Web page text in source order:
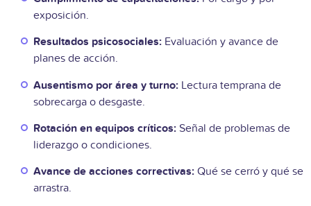
exposición.
Resultados psicosociales: Evaluación y avance de
planes de acción.
Ausentismo por área y turno: Lectura temprana de
sobrecarga o desgaste.
Rotación en equipos críticos: Señal de problemas de
liderazgo o condiciones.
Avance de acciones correctivas: Qué se cerró y qué se
arrastra.